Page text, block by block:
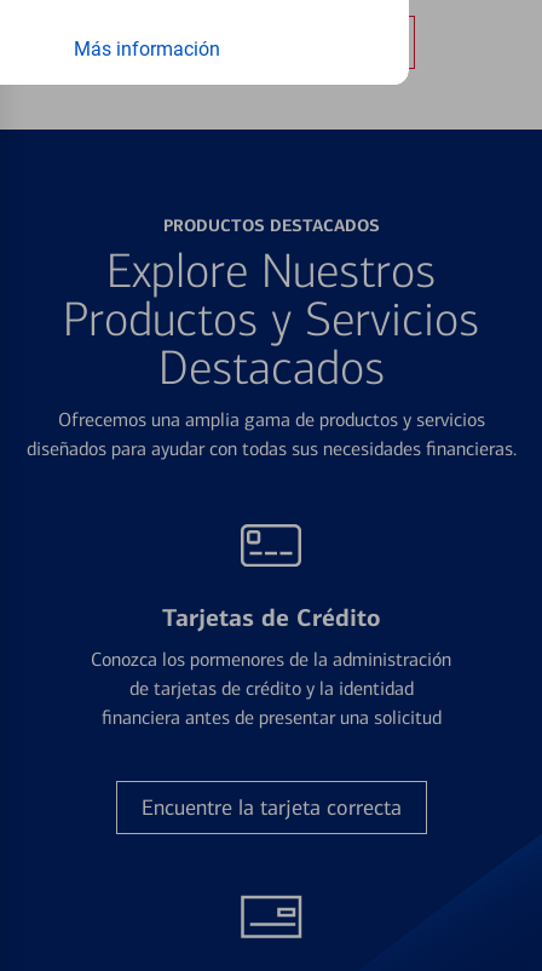
Más informaciónObtener más información
PRODUCTOS DESTACADOS
Explore Nuestros
Productos y Servicios
Destacados
Ofrecemos una amplia gama de productos y servicios
diseñados para ayudar con todas sus necesidades financieras.
Tarjetas de Crédito
Conozca los pormenores de la administración
de tarjetas de crédito y la identidad
financiera antes de presentar una solicitud
Encuentre la tarjeta correcta